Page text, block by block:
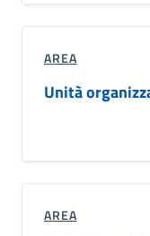
AREA
Unità
AREA